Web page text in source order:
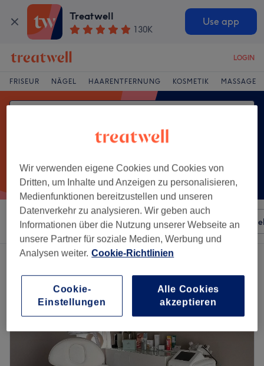
Treatwell
130K
Use app
LOGIN
FRISEUR NÄGEL HAARENTFERNUNG KOSMETIK MASSAGE
Sortieren nach Besonderheiten Salons
Ein Salon, der anbietet:
Wir verwenden eigene Cookies und Cookies von
Dritten, um Inhalte und Anzeigen zu personalisieren,
Medienfunktionen bereitzustellen und unseren
Datenverkehr zu analysieren. Wir geben auch
Informationen über die Nutzung unserer Webseite an
unsere Partner für soziale Medien, Werbung und
Analysen weiter. Cookie-Richtlinien
Cookie-
Einstellungen
Alle Cookies
akzeptieren